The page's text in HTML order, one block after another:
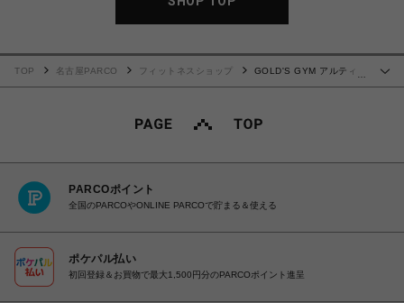
TOP 名古屋PARCO フィットネスショップ
GOLD'S GYM アルティメ
PARCOポイント
全国のPARCOやONLINE PARCOで貯まる＆使える
ポケパル払い
初回登録＆お買物で最大1,500円分のPARCOポイント進呈